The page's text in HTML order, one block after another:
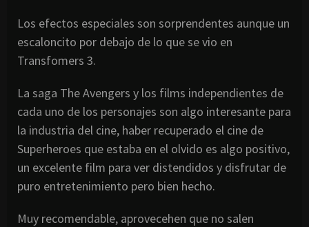
Los efectos especiales son sorprendentes aunque un
escaloncito por debajo de lo que se vio en
Transfomers 3.
La saga The Avengers y los films independientes de
cada uno de los personajes son algo interesante para
la industria del cine, haber recuperado el cine de
Superheroes que estaba en el olvido es algo positivo,
un excelente film para ver distendidos y disfrutar de
puro entretenimiento pero bien hecho.
Muy recomendable, aprovecehen que no salen